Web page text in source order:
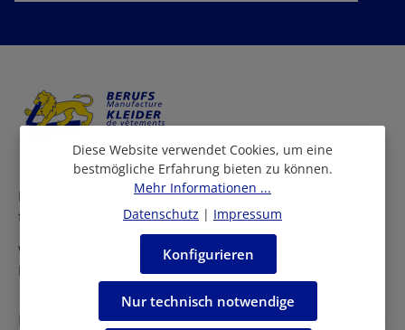
Ich habe dieDatenschutzbestimmungenzur Kenntnis
Bei uns finden Sie eine grosse Auswahl an Arbeitskleidern
für viele Berufe und Branchen.
Wir beraten Sie persönlich in allen Fragen rund um die
Einkleidung Ihrer Mitarbeiter.
Kontakt
Diese Website verwendet Cookies, um eine
bestmögliche Erfahrung bieten zu können.
Mehr Informationen ...
Datenschutz | Impressum
Nur technisch notwendige
Konfigurieren